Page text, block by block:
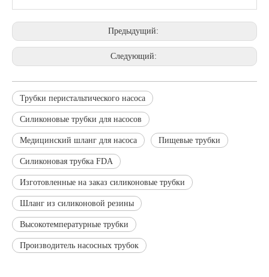
Предыдущий:
Следующий:
Трубки перистальтического насоса
Силиконовые трубки для насосов
Медицинский шланг для насоса Пищевые трубки
Силиконовая трубка FDA
Изготовленные на заказ силиконовые трубки
Шланг из силиконовой резины
Высокотемпературные трубки
Производитель насосных трубок